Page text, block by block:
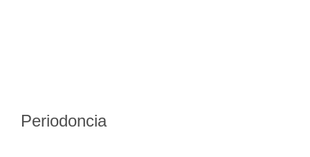
Periodoncia